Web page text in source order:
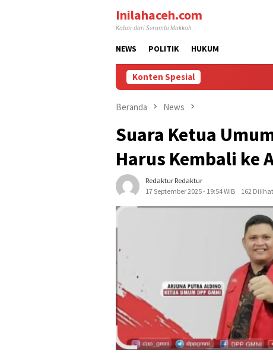
Inilahaceh.com
Kabar dari Serambi Makkah
NEWS POLITIK HUKUM
Konten Spesial
Beranda News
Suara Ketua
Harus Kembali ke
Redaktur Redaktur
17 September 2025 - 19:54 WIB
162 Dilihat